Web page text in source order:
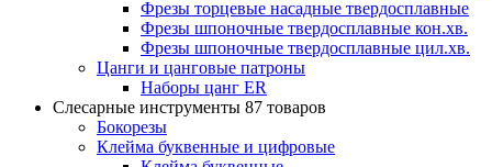
Фрезы торцевые насадные твердосплавные
Фрезы шпоночные твердосплавные кон.хв.
Фрезы шпоночные твердосплавные цил.хв.
Цанги и цанговые патроны
Наборы цанг ER
Слесарные инструменты 87 товаров
Бокорезы
Клейма буквенные и цифровые